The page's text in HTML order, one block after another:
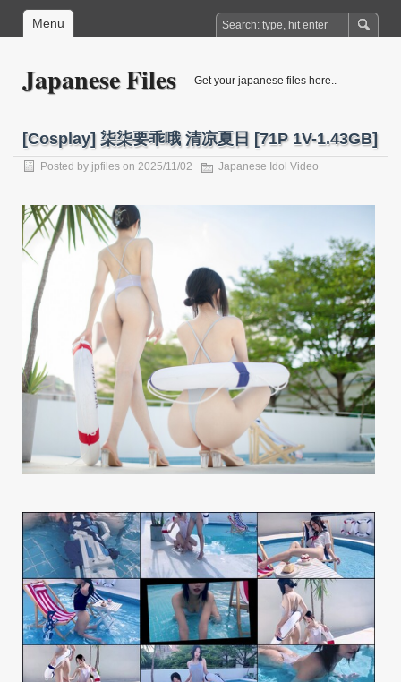
Menu
Japanese Files Get your japanese files here..
[Cosplay] 柒柒要乖哦 清凉夏日 [71P 1V-1.43GB]
Posted by jpfiles on 2025/11/02 Japanese Idol Video